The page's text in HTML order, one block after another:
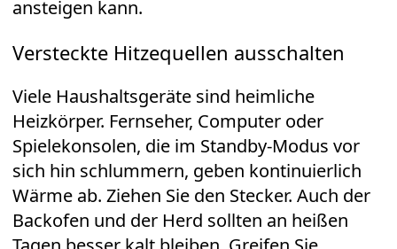
ansteigen kann.
Versteckte Hitzequellen ausschalten
Viele Haushaltsgeräte sind heimliche
Heizkörper. Fernseher, Computer oder
Spielekonsolen, die im Standby-Modus vor
sich hin schlummern, geben kontinuierlich
Wärme ab. Ziehen Sie den Stecker. Auch der
Backofen und der Herd sollten an heißen